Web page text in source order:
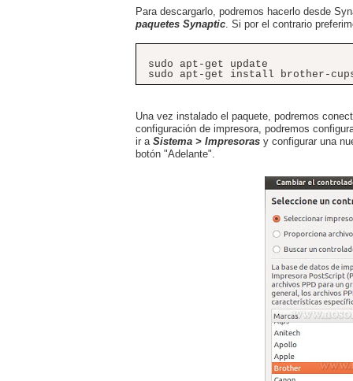
Para descargarlo, podremos hacerlo desde
paquetes Synaptic . Si por el contrario
sudo apt-get update
sudo apt-get install brother-
Una vez instalado el paquete, podremos
configuración de impresora, podremos
ir a Sistema > Impresoras y configurar una
botón "Adelante".